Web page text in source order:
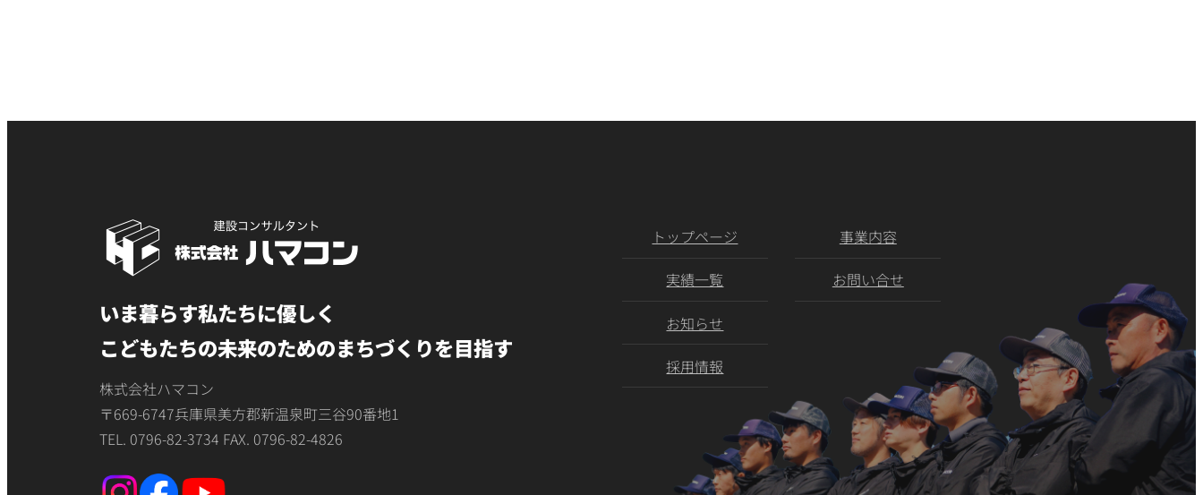
いま暮らす私たちに優しく
こどもたちの未来のためのまちづくりを目指す
株式会社ハマコン
〒669-6747兵庫県美方郡新温泉町三谷90番地1
TEL. 0796-82-3734 FAX. 0796-82-4826
トップページ
実績一覧
お知らせ
採用情報
事業内容
お問い合せ